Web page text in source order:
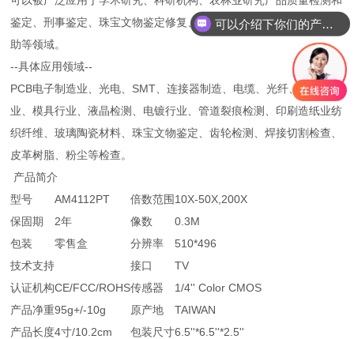
鉴定、刑事鉴定、珠宝文物鉴定修复、数码教学、生物实验、阅读辅
助等领域。
--具体应用领域--
PCB电子制造业、光电、SMT、连接器制造、电缆、光纤、汽车工
业、模具行业、液晶检测、电镀行业、管道裂痕检测、印刷造纸业纺
织纤维、玻璃陶瓷材料、珠宝文物鉴定、齿轮检测、焊接切割检查、
皮革树脂、粉尘等检查。
产品简介
型号
AM4112PT 倍数范围10X-50X,200X
保固期
2年 像数
0.3M
包装
零售盒 分辨率
510*496
技术支持
接口
TV
认证机构CE/FCC/ROHS传感器
1/4'' Color CMOS
产品净重95g+/-10g 原产地
TAIWAN
产品长度4寸/10.2cm 包装尺寸6.5''*6.5''*2.5''
可以介绍下你们的产品么？